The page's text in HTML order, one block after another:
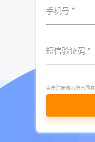
全行业、全地域
北京市企业名录
重庆企业名录
2021-
了解更多：
手机号 *
短信验证码 *
点击注册表示您已同